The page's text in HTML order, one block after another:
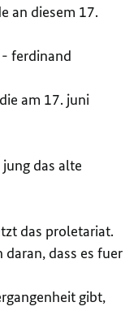
an diesem 17.
ferdinand
am 17. juni
das alte
das proletariat.
dass es fuer
gibt,